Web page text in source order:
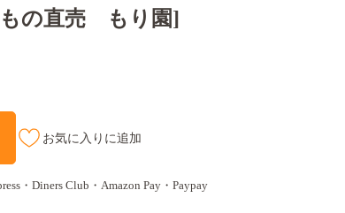
もの直売 もり園]
お気に入りに追加
・Diners Club・Amazon Pay・Paypay